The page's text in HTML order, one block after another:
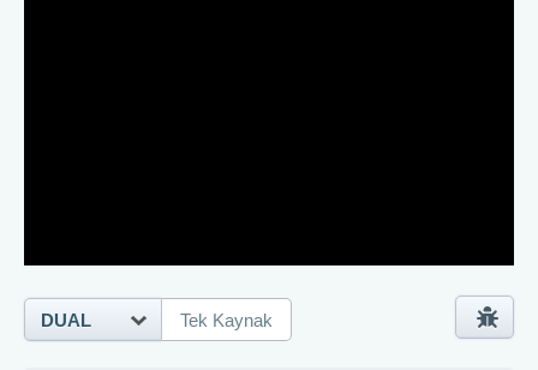
DUAL Tek Kaynak